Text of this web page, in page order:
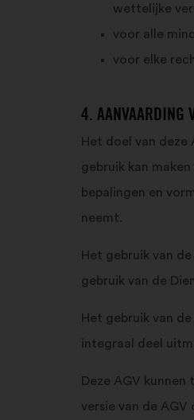
wettelijke
voor alle
voor elke
4. AANVAARDING
Het doel van deze
gebruik kan
bepalingen en
neemt.
Het gebruik van
gebruik van de
Het gebruik van
integraal deel
Deze AGV
versie van de